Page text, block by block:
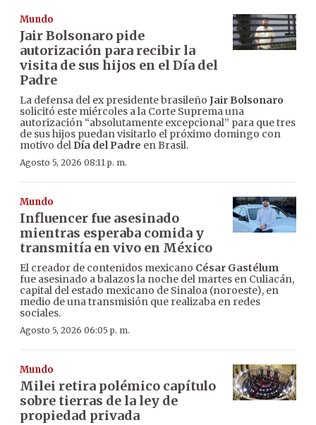
Mundo
Jair Bolsonaro pide
autorización para recibir la
visita de sus hijos en el Día del
Padre
La defensa del ex presidente brasileño Jair Bolsonaro
solicitó este miércoles a la Corte Suprema una
autorización “absolutamente excepcional” para que tres
de sus hijos puedan visitarlo el próximo domingo con
motivo del Día del Padre en Brasil.
Agosto 5, 2026 08:11 p. m.
Mundo
Influencer fue asesinado
mientras esperaba comida y
transmitía en vivo en México
El creador de contenidos mexicano César Gastélum
fue asesinado a balazos la noche del martes en Culiacán,
capital del estado mexicano de Sinaloa (noroeste), en
medio de una transmisión que realizaba en redes
sociales.
Agosto 5, 2026 06:05 p. m.
Mundo
Milei retira polémico capítulo
sobre tierras de la ley de
propiedad privada